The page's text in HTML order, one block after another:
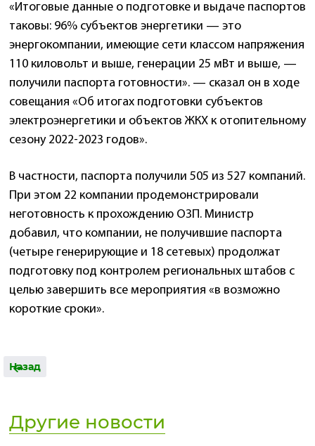
«Итоговые данные о подготовке и выдаче паспортов
таковы: 96% субъектов энергетики — это
энергокомпании, имеющие сети классом напряжения
110 киловольт и выше, генерации 25 мВт и выше, —
получили паспорта готовности». — сказал он в ходе
совещания «Об итогах подготовки субъектов
электроэнергетики и объектов ЖКХ к отопительному
сезону 2022-2023 годов».
В частности, паспорта получили 505 из 527 компаний.
При этом 22 компании продемонстрировали
неготовность к прохождению ОЗП. Министр
добавил, что компании, не получившие паспорта
(четыре генерирующие и 18 сетевых) продолжат
подготовку под контролем региональных штабов с
целью завершить все мероприятия «в возможно
короткие сроки».
Назад
Другие новости